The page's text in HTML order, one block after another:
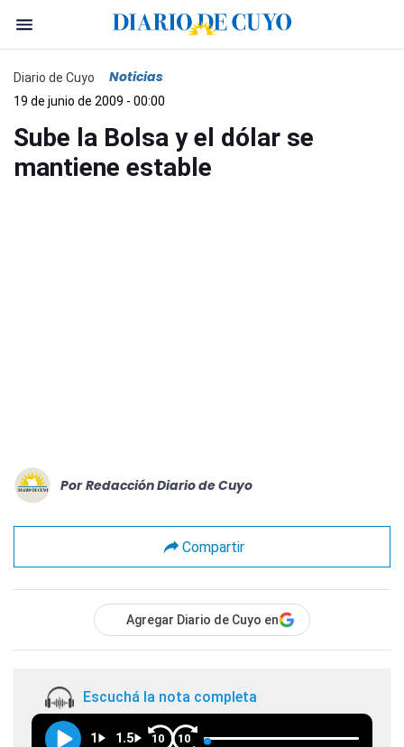
Diario de Cuyo Noticias
19 de junio de 2009 - 00:00
Sube la Bolsa y el dólar se
mantiene estable
Por Redacción Diario de Cuyo
Compartir
Agregar Diario de Cuyo en
Escuchá la nota completa
1 1.5 10 10